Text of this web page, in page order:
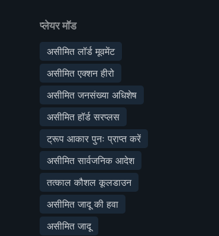
प्लेयर मॉड
असीमित लॉर्ड मूवमेंट
असीमित एक्शन हीरो
असीमित जनसंख्या अधिशेष
असीमित हॉर्ड सरप्लस
ट्रूप आकार पुनः प्राप्त करें
असीमित सार्वजनिक आदेश
तत्काल कौशल कूलडाउन
असीमित जादू की हवा
असीमित जादू